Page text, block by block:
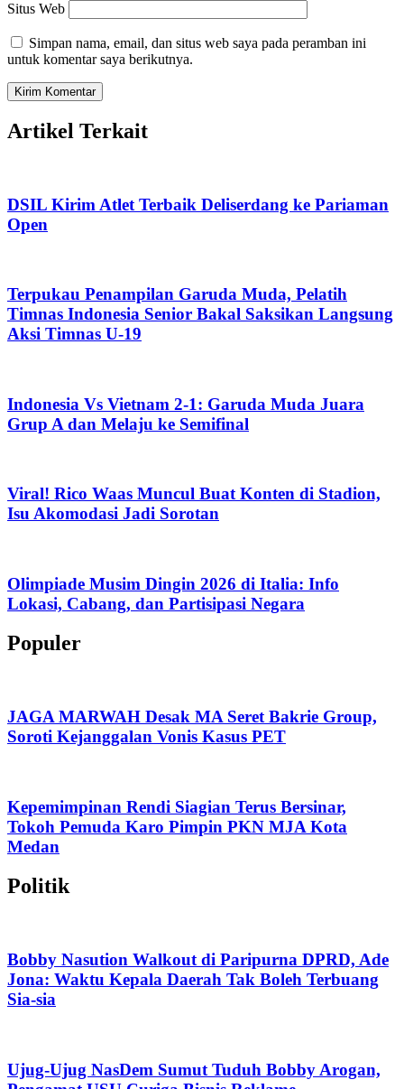
Situs Web
Simpan nama, email, dan situs web saya pada peramban ini
untuk komentar saya berikutnya.
Artikel Terkait
DSIL Kirim Atlet Terbaik Deliserdang ke Pariaman
Open
Terpukau Penampilan Garuda Muda, Pelatih
Timnas Indonesia Senior Bakal Saksikan Langsung
Aksi Timnas U-19
Indonesia Vs Vietnam 2-1: Garuda Muda Juara
Grup A dan Melaju ke Semifinal
Viral! Rico Waas Muncul Buat Konten di Stadion,
Isu Akomodasi Jadi Sorotan
Olimpiade Musim Dingin 2026 di Italia: Info
Lokasi, Cabang, dan Partisipasi Negara
Populer
JAGA MARWAH Desak MA Seret Bakrie Group,
Soroti Kejanggalan Vonis Kasus PET
Kepemimpinan Rendi Siagian Terus Bersinar,
Tokoh Pemuda Karo Pimpin PKN MJA Kota
Medan
Politik
Bobby Nasution Walkout di Paripurna DPRD, Ade
Jona: Waktu Kepala Daerah Tak Boleh Terbuang
Sia-sia
Ujug-Ujug NasDem Sumut Tuduh Bobby Arogan,